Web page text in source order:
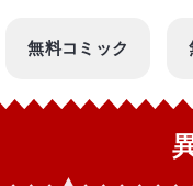
無料コミック